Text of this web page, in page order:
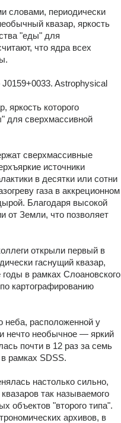
словами, периодически
квазар, яркость
"еды" для
что ядра всех
Astrophysical
яркость которого
для сверхмассивной
сверхмассивные
источники
в десятки или сотни
газа в аккреционном
Благодаря высокой
от Земли, что позволяет
открыли первый в
гаснущий квазар,
в рамках Слоановского
картографированию
неба, расположенной у
нечто необычное — яркий
почти в 12 раз за семь
рамках SDSS.
настолько сильно,
так называемого
объектов "второго типа".
архивов, в